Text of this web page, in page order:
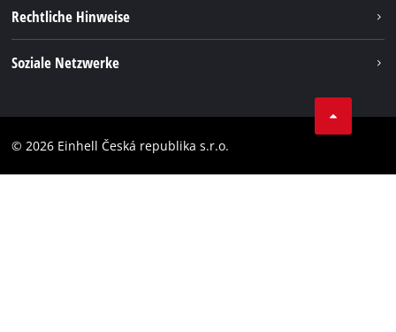
Akkusystem
Rechtliche Hinweise
Barrierefreiheits-Erklärung
Soziale Netzwerke
Instagram
© 2026 Einhell Česká republika s.r.o.